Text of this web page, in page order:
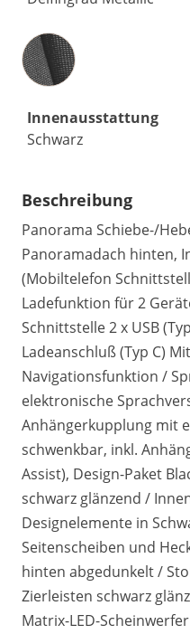
Innenausstattung
Innenausstattung
Schwarz
Beschreibung
Panorama Schiebe-/
Panoramadach hinten,
(Mobiltelefon
Ladefunktion für 2
Schnittstelle 2 x USB
Ladeanschluß (Typ C)
Navigationsfunktion /
elektronische
Anhängerkupplung mit
schwenkbar, inkl.
Assist), Design-Paket
schwarz glänzend /
Designelemente in
Seitenscheiben und
hinten abgedunkelt /
Zierleisten schwarz
Matrix-LED-